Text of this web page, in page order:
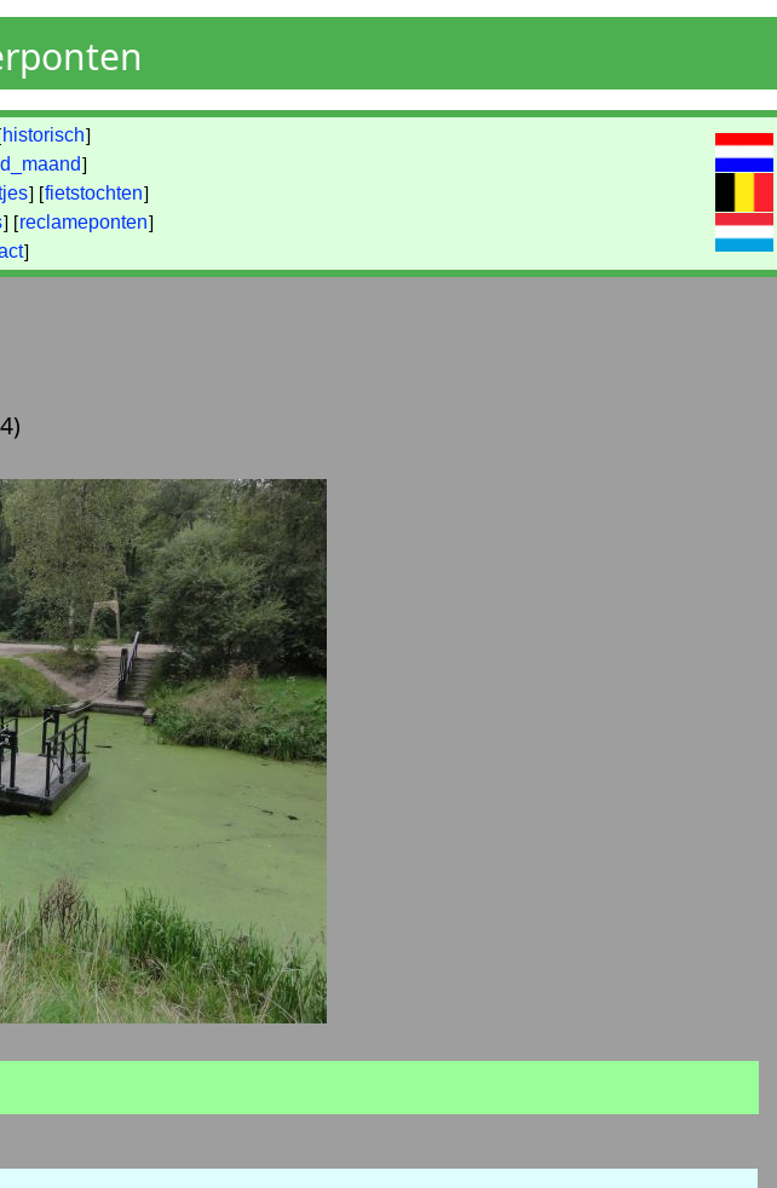
historisch]
]
] [fietstochten]
] [reclameponten]
]